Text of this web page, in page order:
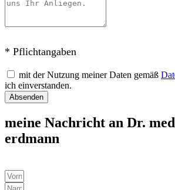
* Pflichtangaben
mit der Nutzung meiner Daten gemäß
ich einverstanden.
Absenden
meine Nachricht an Dr.
erdmann